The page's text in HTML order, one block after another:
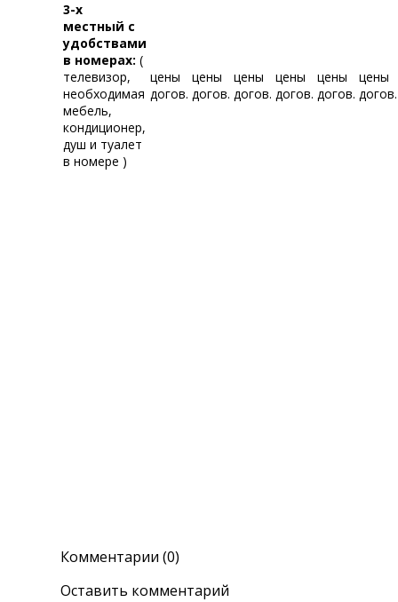
3-х
местный с
удобствами
в номерах: (
телевизор,
необходимая
мебель,
кондиционер,
душ и туалет
в номере )
цены
догов.
цены
догов.
цены
догов.
цены
догов.
цены
догов.
цены
догов.
Комментарии (0)
Оставить комментарий